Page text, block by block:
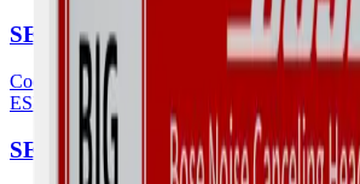
SE-214F
Cod.
15251
ESL 2.9"
SE-290RY